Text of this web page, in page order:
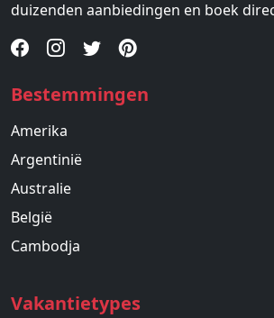
duizenden aanbiedingen en boek
Bestemmingen
Amerika
Argentinië
Australie
België
Cambodja
Vakantietypes